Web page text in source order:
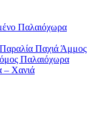
Παλαιόχωρα
Παχιά Άμμος
Παλαιόχωρα
– Χανιά